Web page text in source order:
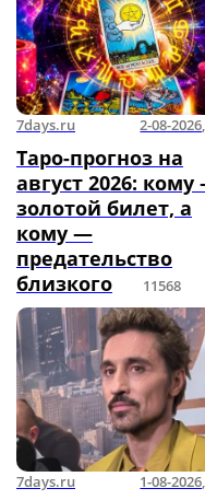
7days.ru 2-08-
Таро-прогноз на
август 2026:
золотой билет, а
кому —
предательство
близкого
11568
7days.ru 1-08-